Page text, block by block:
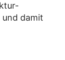
damit